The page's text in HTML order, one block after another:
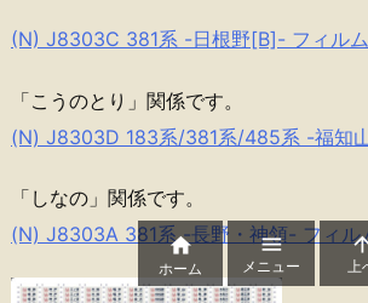
(N) J8303C 381系 -日根野[B]- フィル
「こうのとり」関係です。
(N) J8303D 183系/381系/485系 -福知
「しなの」関係です。
(N) J8303A 381系 -長野・神領- フィル

ホーム

メニュー 上